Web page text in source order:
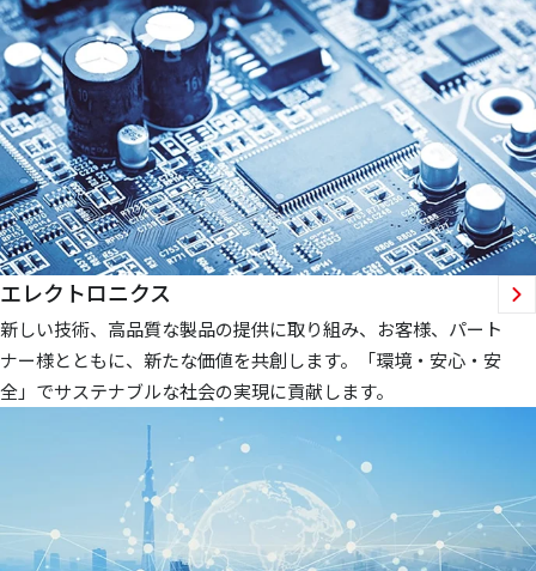
エレクトロニクス
新しい技術、高品質な製品の提供に取り組み、お客様、パート
ナー様とともに、新たな価値を共創します。「環境・安心・安
全」でサステナブルな社会の実現に貢献します。